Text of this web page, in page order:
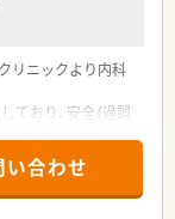
リニックより内科
おり、安全（過誤
取得しておりま
ポートがございま
い合わせ